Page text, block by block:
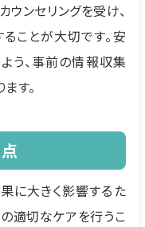
ウンセリングを受け、
ことが大切です。安
う、事前の情報収集
す。
に大きく影響するた
適切なケアを行うこ